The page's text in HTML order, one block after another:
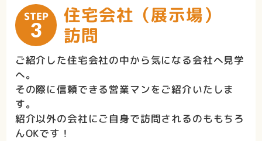
STEP
3
住宅会社（展示場）
訪問
ご紹介した住宅会社の中から気になる会社へ見学
へ。
その際に信頼できる営業マンをご紹介いたしま
す。
紹介以外の会社にご自身で訪問されるのももちろ
んOKです！